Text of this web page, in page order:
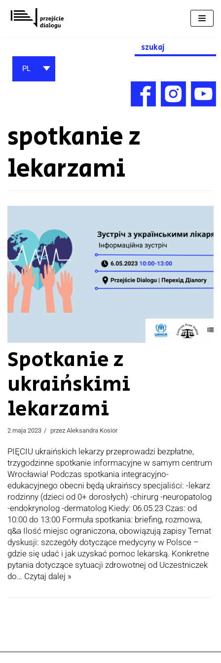
Przejdź
do
Search
for:
PL
spotkanie z
lekarzami
Spotkanie z
ukraińskimi
lekarzami
2 maja 2023 przez Aleksandra Kosior
PIĘCIU ukraińskich lekarzy przeprowadzi bezpłatne,
trzygodzinne spotkanie informacyjne w samym centrum
Wrocławia! Podczas spotkania integracyjno-
edukacyjnego obecni będą ukraińscy specjaliści: -lekarz
rodzinny (dzieci od 0+ dorosłych) -chirurg -neuropatolog
-endokrynolog -dermatolog Kiedy: 06.05.23 Czas: od
10:00 do 13:00 Formuła spotkania: briefing, rozmowa,
q&a Ilość miejsc ograniczona, obowiązują zapisy Temat
dyskusji: szczegóły dotyczące medycyny w Polsce –
gdzie się udać i jak uzyskać pomoc lekarską. Konkretne
pytania dotyczące sytuacji zdrowotnej od Uczestniczek
do… Czytaj dalej »